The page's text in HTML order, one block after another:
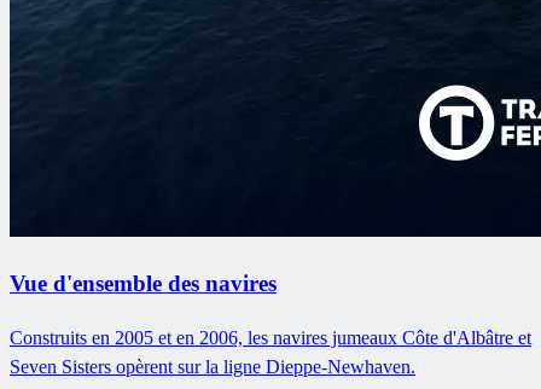
Vue d'ensemble des navires
Construits en 2005 et en 2006, les navires jumeaux Côte d'Albâtre et
Seven Sisters opèrent sur la ligne Dieppe-Newhaven.